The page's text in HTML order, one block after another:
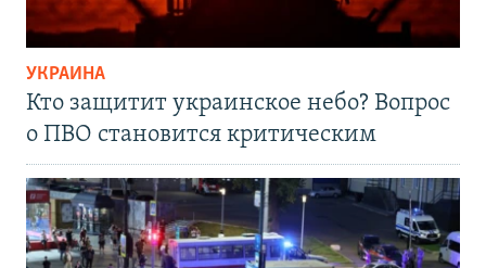
УКРАИНА
Кто защитит украинское небо? Вопрос
о ПВО становится критическим